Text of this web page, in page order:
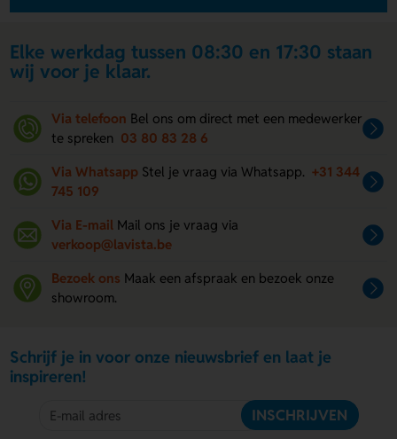
Elke werkdag tussen 08:30 en 17:30 staan
wij voor je klaar.
Via telefoon Bel ons om direct met een medewerker
te spreken 03 80 83 28 6
Via Whatsapp Stel je vraag via Whatsapp. +31 344
745 109
Via E-mail Mail ons je vraag via
verkoop@lavista.be
Bezoek ons Maak een afspraak en bezoek onze
showroom.
Schrijf je in voor onze nieuwsbrief en laat je
inspireren!
INSCHRIJVEN